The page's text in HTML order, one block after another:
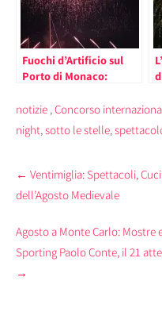
Fuochi d’Artificio sul
Porto di Monaco:
Appuntamento (le
prossime date)
notizie , Concorso
night, sotto le stelle,
Post
navigation
← Ventimiglia: Spettacoli,
dell’Agosto Medievale
Agosto a Monte Carlo: Mostre
Sporting Paolo Conte, il 21
→